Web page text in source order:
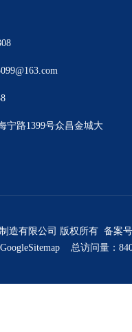
宁路1399号众昌金城大
造有限公司 版权所有 备案
GoogleSitemap 总访问量：